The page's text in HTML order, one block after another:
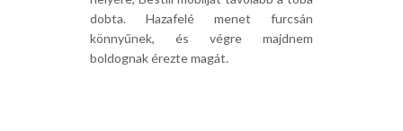
dobta. Hazafelé menet furcsán
könnyűnek, és végre majdnem
boldognak érezte magát.